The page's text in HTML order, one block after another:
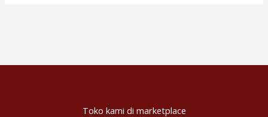
Toko kami di marketplace